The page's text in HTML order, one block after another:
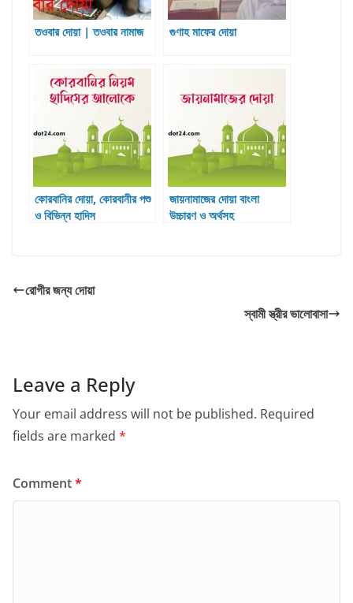
তওবার দোয়া | তওবার নামাজ গুণাহ মাফের দোয়া
কোরবানির দোয়া, কোরবানীর পশু
ও বিভিন্ন হাদিস
জায়নামাজের দোয়া বাংলা
উচ্চারণ ও অর্থসহ
রোগীর জন্য দোয়া
স্বামী স্ত্রীর ভালোবাসা
Leave a Reply
Your email address will not be published. Required
fields are marked *
Comment*